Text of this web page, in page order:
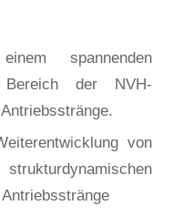
spannenden
Bereich der NVH-
von
strukturdynamischen